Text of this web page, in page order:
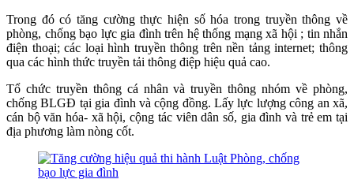
Trong đó có tăng cường thực hiện số hóa trong truyền thông về
phòng, chống bạo lực gia đình trên hệ thống mạng xã hội ; tin nhắn
điện thoại; các loại hình truyền thông trên nền tảng internet; thông
qua các hình thức truyền tải thông điệp hiệu quả cao.
Tổ chức truyền thông cá nhân và truyền thông nhóm về phòng,
chống BLGĐ tại gia đình và cộng đồng. Lấy lực lượng công an xã,
cán bộ văn hóa- xã hội, cộng tác viên dân số, gia đình và trẻ em tại
địa phương làm nòng cốt.